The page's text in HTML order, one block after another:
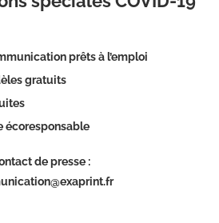
prêts à l’emploi
gratuits
écoresponsable
de presse :